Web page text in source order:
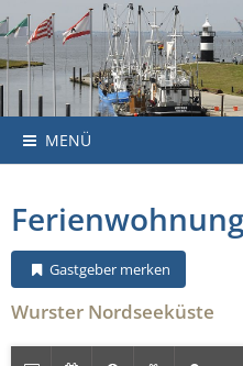
MENÜ
Gastgeber merken
Wurster Nordseeküste